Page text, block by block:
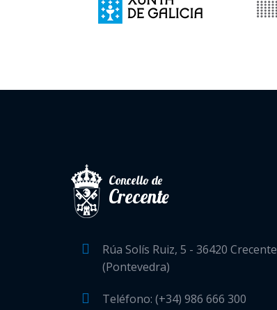
Concello de
Crecente
Rúa Solís Ruiz, 5 - 36420 Crecente
(Pontevedra)
Teléfono: (+34) 986 666 300